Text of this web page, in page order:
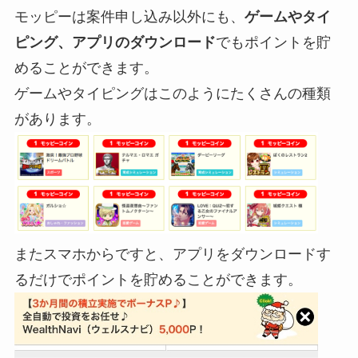
モッピーは案件申し込み以外にも、 ゲームやタイ
ピング、アプリのダウンロードでもポイントを貯
めることができます。
ゲームやタイピングはこのようにたくさんの種類
があります。
またスマホからですと、アプリをダウンロードす
るだけでポイントを貯めることができます。